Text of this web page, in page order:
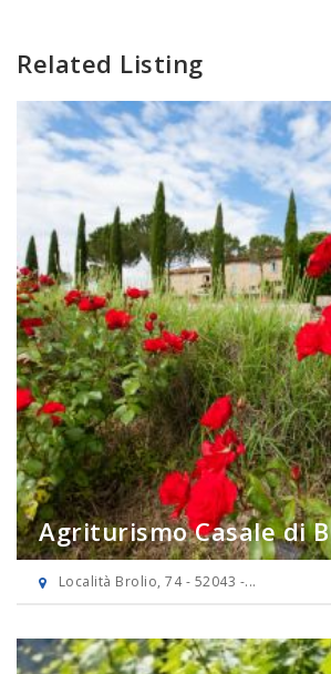
Related Listing
Agriturismo Casale di
Località Brolio, 74 - 52043 -...